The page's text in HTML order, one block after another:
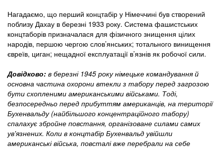
Нагадаємо, що перший концтабір у Німеччині був створений
поблизу Дахау в березні 1933 року. Система фашистських
концтаборів призначалася для фізичного знищення цілих
народів, першою чергою слов’янських; тотального винищення
євреїв, циган; нещадної експлуатації в’язнів як робочої сили.
Довідково: в березні 1945 року німецьке командування й
основна частина охорони втекли з табору перед загрозою
бути схопленими американськими військами. Тоді,
безпосередньо перед прибуттям американців, на території
Бухенвальду (найбільшого концентраційного табору)
спалахує збройне повстання, організоване силами самих
ув'язнених. Коли в концтабір Бухенвальд увійшли
американські війська, повсталі вже перебрали на себе